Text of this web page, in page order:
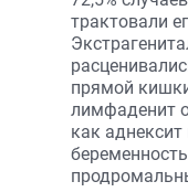
трактовали
прямой
лимфаденит
как